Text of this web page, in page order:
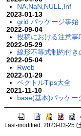
NA,NaN,NULL,Inf
2023-01-13
grid パッケージ事始
2022-09-04
投稿における注意事
2022-05-29
線形不等式制約付
2022-05-04
Rweb
2022-01-29
ベクトルTips大全
2021-11-10
base(基本)パッケー
Last-modified: 2023-03-25 (